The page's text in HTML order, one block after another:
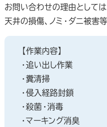
お問い合わせの理由として
天井の損傷、ノミ・ダニ被害
【作業内容】
・追い出し作業
・糞清掃
・侵入経路封鎖
・殺菌・消毒
・マーキング消臭